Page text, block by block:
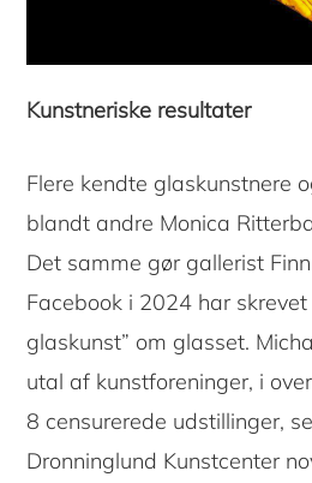
Kunstneriske resultater
Flere kendte glaskunstnere
blandt andre Monica
Det samme gør gallerist
Facebook i 2024 har skrevet
glaskunst” om glasset.
utal af kunstforeninger, i
8 censurerede udstillinger,
Dronninglund Kunstcenter